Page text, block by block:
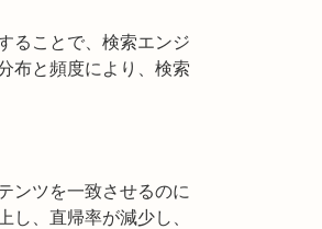
ることで、検索エンジ
布と頻度により、検索
ンツを一致させるのに
、直帰率が減少し、